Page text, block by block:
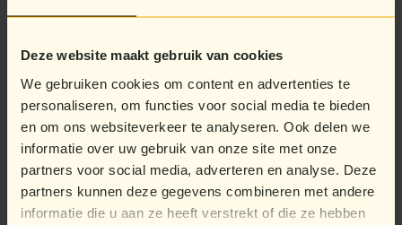
Deze website maakt gebruik van cookies
We gebruiken cookies om content en advertenties te
personaliseren, om functies voor social media te bieden
en om ons websiteverkeer te analyseren. Ook delen we
informatie over uw gebruik van onze site met onze
partners voor social media, adverteren en analyse. Deze
partners kunnen deze gegevens combineren met andere
informatie die u aan ze heeft verstrekt of die ze hebben